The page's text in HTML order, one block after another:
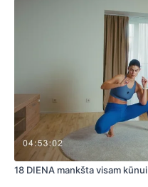
18 DIENA mankšta visam kūnui